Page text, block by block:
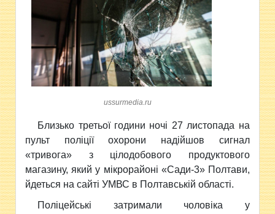
ussurmedia.ru
Близько третьої години ночі 27 листопада на
пульт поліції охорони надійшов сигнал
«тривога» з цілодобового продуктового
магазину, який у мікрорайоні «Сади-3» Полтави,
йдеться на сайті УМВС в Полтавській області.
Поліцейські затримали чоловіка у